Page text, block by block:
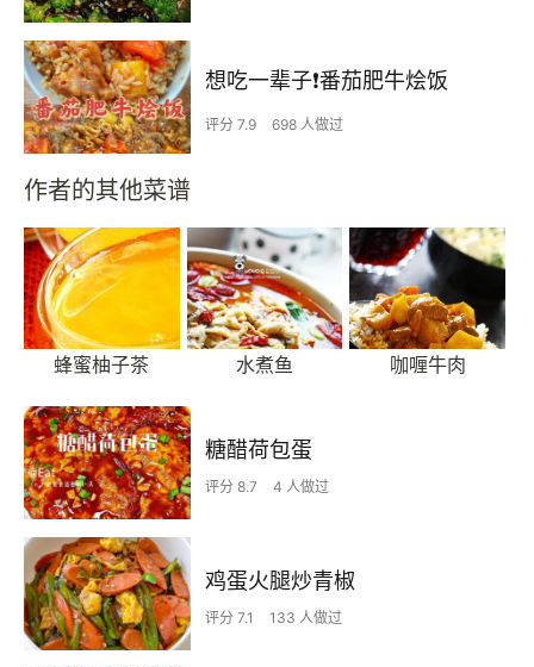
想吃一辈子❗️番茄肥牛烩饭
评分 7.9 698 人做过
作者的其他菜谱
蜂蜜柚子茶 水煮鱼 咖喱牛肉
糖醋荷包蛋
评分 8.7 4 人做过
鸡蛋火腿炒青椒
评分 7.1 133 人做过